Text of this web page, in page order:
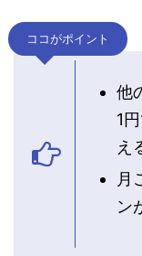
ココがポイント
他
1
え
月
ン